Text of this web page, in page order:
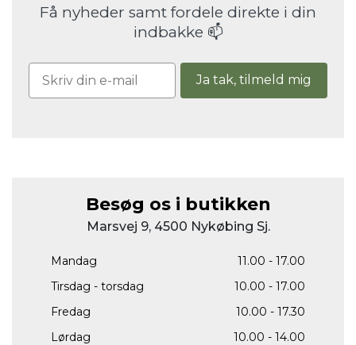
Få nyheder samt fordele direkte i din
indbakke 📫
Ja tak, tilmeld mig
Besøg os i butikken
Marsvej 9, 4500 Nykøbing Sj.
Mandag
11.00 - 17.00
Tirsdag - torsdag
10.00 - 17.00
Fredag
10.00 - 17.30
Lørdag
10.00 - 14.00